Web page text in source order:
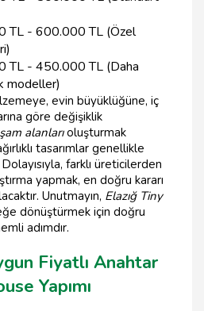
TL - 600.000 TL (Özel
TL - 450.000 TL (Daha
modeller)
evin büyüklüğüne, iç
göre değişiklik
alanlarıoluşturmak
tasarımlar genellikle
farklı üreticilerden
yapmak, en doğru kararı
Unutmayın, Elazığ Tiny
dönüştürmek için doğru
adımdır.
Fiyatlı Anahtar
Yapımı